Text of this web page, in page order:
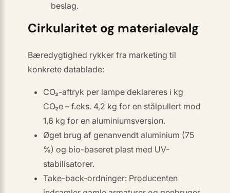
beslag.
Cirkularitet og materialevalg
Bæredygtighed rykker fra marketing til
konkrete datablade:
CO₂-aftryk per lampe deklareres i kg
CO₂e – f.eks. 4,2 kg for en stålpullert mod
1,6 kg for en aluminiumsversion.
Øget brug afgenanvendt aluminium (75
%) og bio-baseret plast med UV-
stabilisatorer.
Take-back-ordninger: Producenten